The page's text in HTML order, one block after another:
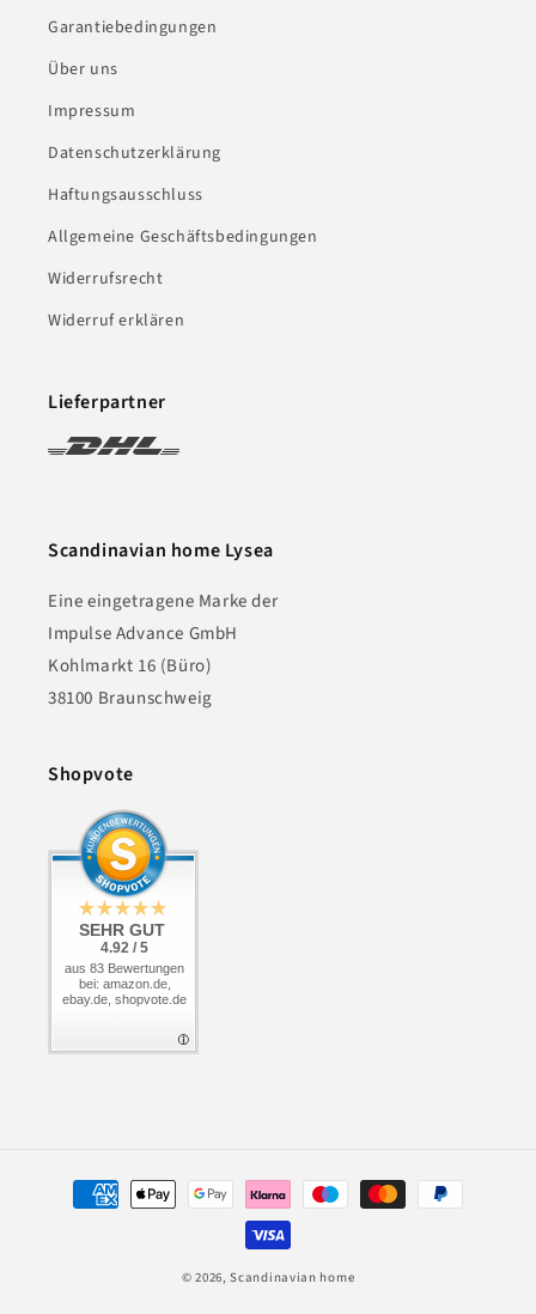
Garantiebedingungen
Über uns
Impressum
Datenschutzerklärung
Haftungsausschluss
Allgemeine Geschäftsbedingungen
Widerrufsrecht
Widerruf erklären
Lieferpartner
Scandinavian home Lysea
Eine eingetragene Marke der
Impulse Advance GmbH
Kohlmarkt 16 (Büro)
38100 Braunschweig
Shopvote
SEHR GUT
4.95 / 5
aus 211 Bewertungen
bei: amazon.de,
shopvote.de
SEHR GUT
4.95 / 5
aus 211 Bewertungen
bei: amazon.de,
shopvote.de
SEHR GUT
4.92 / 5
aus 83 Bewertungen
bei: amazon.de,
ebay.de, shopvote.de
Zahlungsmethoden
© 2026,Scandinavian home